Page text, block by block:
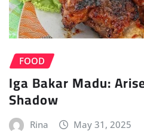
FOOD
Iga Bakar Madu:
Shadow
Rina May 31, 2025